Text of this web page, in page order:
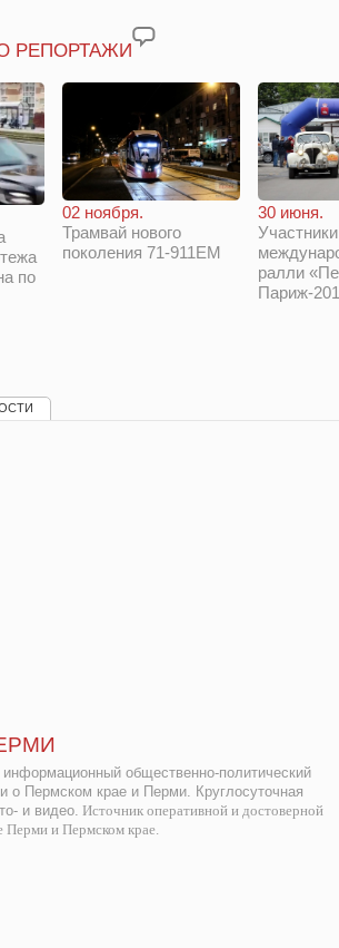
РЕПОРТАЖИ
по
02 ноября.
Трамвай нового
поколения 71-911ЕМ
30 июня.
Участники
ралли
Париж-
общественно-политический
о Пермском крае и Перми. Круглосуточная
и видео. Источник оперативной и достоверной
Перми и Пермском крае.